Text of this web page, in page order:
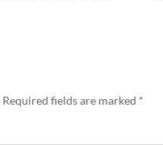
Required fields are marked *